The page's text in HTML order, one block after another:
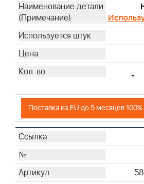
-
Поставка из EU до 5 месяцев